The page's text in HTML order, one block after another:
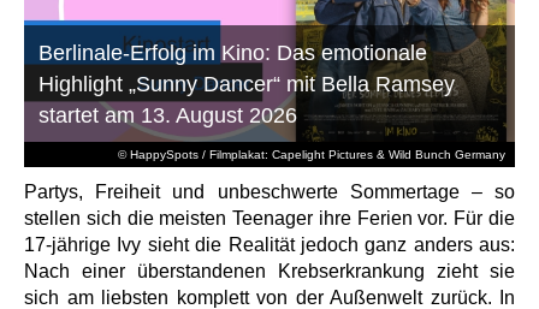
© HappySpots / Filmplakat: Capelight Pictures & Wild Bunch Germany
Berlinale-Erfolg im Kino: Das emotionale
Highlight „Sunny Dancer“ mit Bella Ramsey
startet am 13. August 2026
Partys, Freiheit und unbeschwerte Sommertage – so
stellen sich die meisten Teenager ihre Ferien vor. Für die
17-jährige Ivy sieht die Realität jedoch ganz anders aus:
Nach einer überstandenen Krebserkrankung zieht sie
sich am liebsten komplett von der Außenwelt zurück. In